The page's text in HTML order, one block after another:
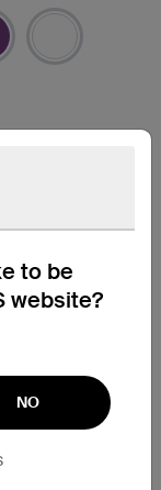
to be
website?
NO
聆听